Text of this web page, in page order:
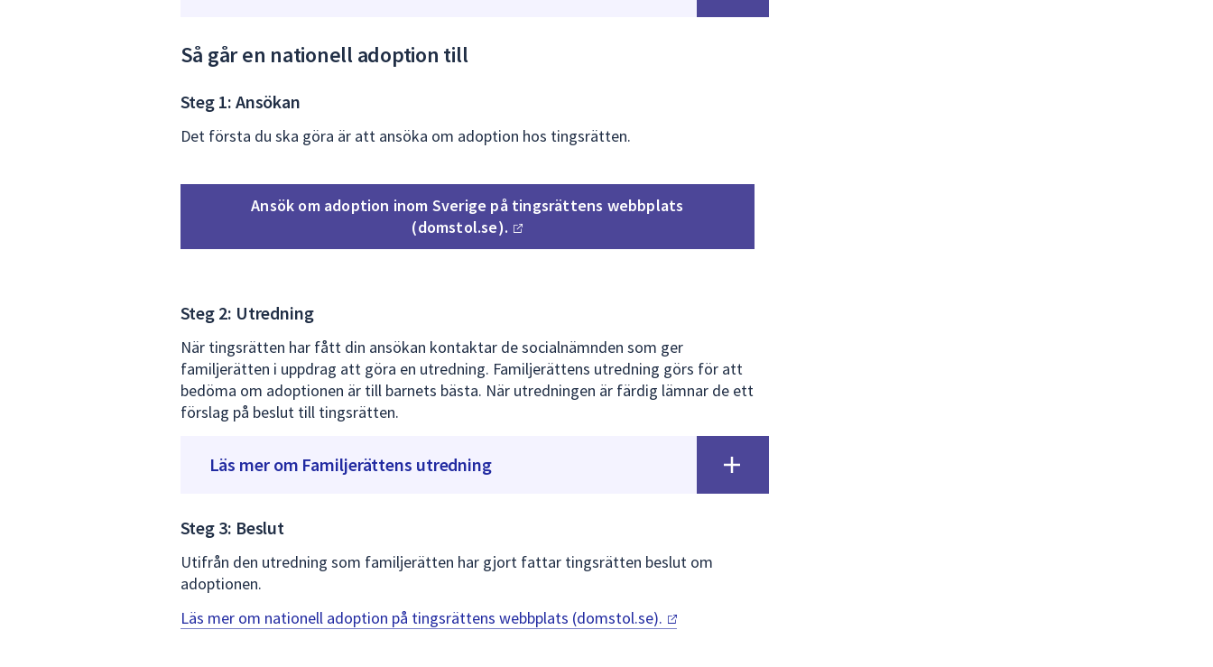
Så går en nationell adoption till
Steg 1: Ansökan
Det första du ska göra är att ansöka om adoption hos tingsrätten.
Ansök om adoption inom Sverige på tingsrättens webbplats
(domstol.se).
Steg 2: Utredning
När tingsrätten har fått din ansökan kontaktar de socialnämnden som ger
familjerätten i uppdrag att göra en utredning. Familjerättens utredning görs för att
bedöma om adoptionen är till barnets bästa. När utredningen är färdig lämnar de ett
förslag på beslut till tingsrätten.
Läs mer om Familjerättens utredning
Steg 3: Beslut
Utifrån den utredning som familjerätten har gjort fattar tingsrätten beslut om
adoptionen.
Läs mer om nationell adoption på tingsrättens webbplats (domstol.se).